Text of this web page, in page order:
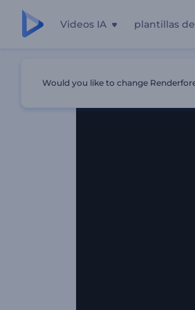
Videos IA plantillas
Intro
Would you like to change